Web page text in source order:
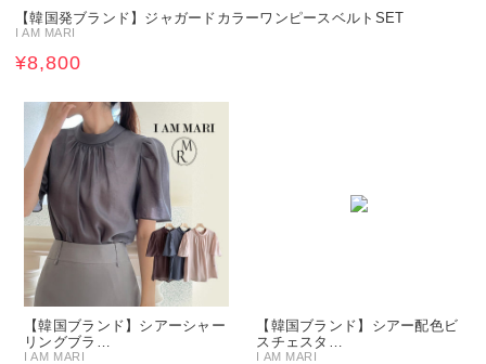
【韓国発ブランド】ジャガードカラーワンピースベルトSET
I AM MARI
¥8,800
【韓国ブランド】シアーシャー
リングブラ…
I AM MARI
【韓国ブランド】シアー配色ビ
スチェスタ…
I AM MARI